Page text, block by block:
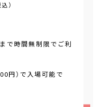
）
で時間無制限でご利
円）で入場可能で